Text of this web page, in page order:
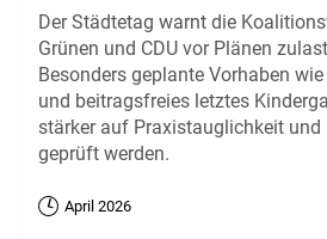
Der Städtetag warnt die
Grünen und CDU vor Plänen
Besonders geplante Vorhaben
und beitragsfreies letztes
stärker auf Praxistauglichkeit und
geprüft werden.
April 2026